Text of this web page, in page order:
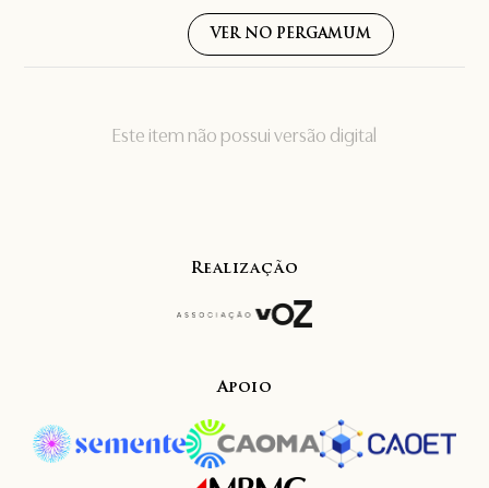
Este item não possui versão digital
VER NO PERGAMUM
Realização
Apoio